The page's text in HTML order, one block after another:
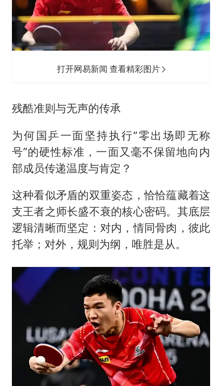
打开网易新闻 查看精彩图片
残酷准则与无声的传承
为何国乒一面坚持执行“零出场即无称
号”的硬性标准，一面又毫不保留地向内
部成员传递温度与肯定？
这种看似矛盾的双重姿态，恰恰蕴藏着这
支王者之师长盛不衰的核心密码。其底层
逻辑清晰而坚定：对内，情同骨肉，彼此
托举；对外，规则为纲，唯胜是从。